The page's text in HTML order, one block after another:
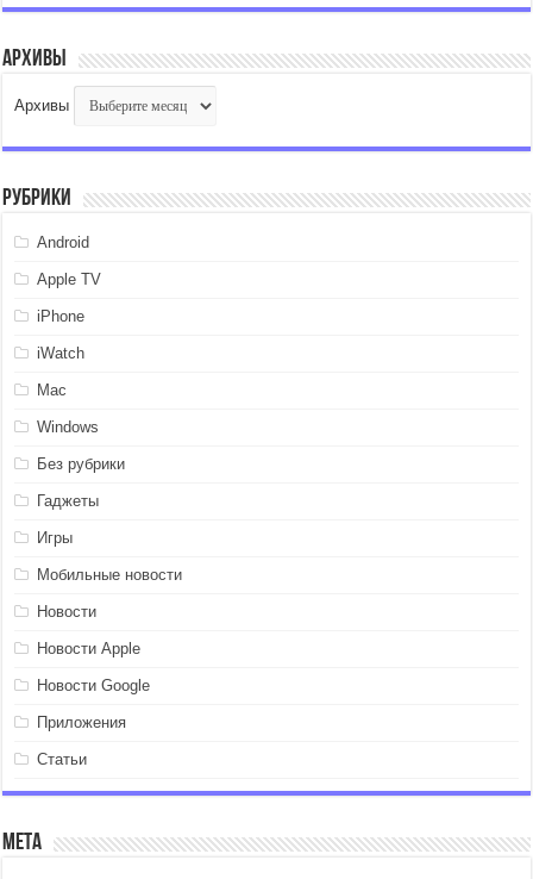
Архивы
Архивы
Рубрики
Android
Apple TV
iPhone
iWatch
Mac
Windows
Без рубрики
Гаджеты
Игры
Мобильные новости
Новости
Новости Apple
Новости Google
Приложения
Статьи
Мета